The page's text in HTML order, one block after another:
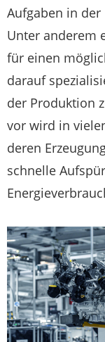
Aufgaben in
Unter anderem
für einen
darauf
der Produktion
vor wird in
deren
schnelle